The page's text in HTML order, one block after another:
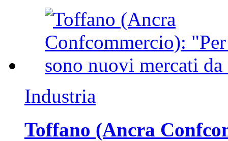
Industria
Toffano (Ancra